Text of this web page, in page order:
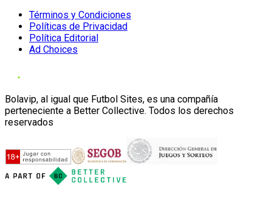
Términos y Condiciones
Políticas de Privacidad
Política Editorial
Ad Choices
Bolavip, al igual que Futbol Sites, es una compañía
perteneciente a Better Collective. Todos los derechos
reservados